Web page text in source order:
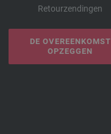
Retourzendingen
DE OVEREENKOMST
OPZEGGEN